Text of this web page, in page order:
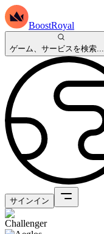
BoostRoyal
ゲーム、サービスを検索...
サインイン